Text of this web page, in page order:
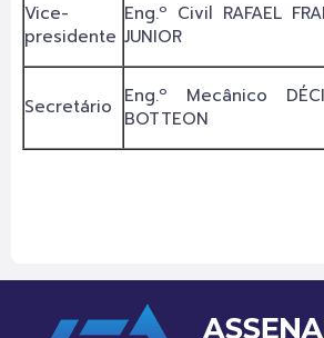
Vice-
presidente
Eng.º Civil RAFAEL
JUNIOR
Secretário Eng.º Mecânico
BOTTEON